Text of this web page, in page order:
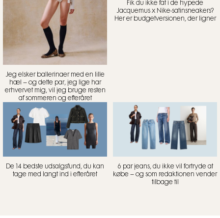
Jeg elsker ballerinaer med en lille
hæl – og dette par, jeg lige har
erhvervet mig, vil jeg bruge resten
af sommeren og efteråret
Fik du ikke fat i de hypede
Jacquemus x Nike-satinsneakers?
Her er budgetversionen, der ligner
De 14 bedste udsalgsfund, du kan
tage med langt ind i efteråret
6 par jeans, du ikke vil fortryde at
købe – og som redaktionen vender
tilbage til